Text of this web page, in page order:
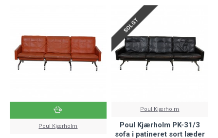
Poul Kjærholm
SOLGT
Poul Kjærholm
Poul Kjærholm PK-31/3
sofa i patineret sort læder